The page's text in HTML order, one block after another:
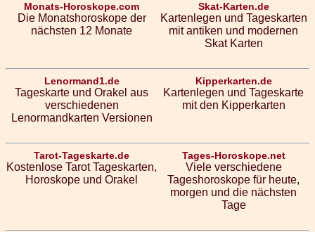
Monats-Horoskope.com
Die Monatshoroskope der
nächsten 12 Monate
Skat-Karten.de
Kartenlegen und Tageskarten
mit antiken und modernen
Skat Karten
Lenormand1.de
Tageskarte und Orakel aus
verschiedenen
Lenormandkarten Versionen
Kipperkarten.de
Kartenlegen und Tageskarte
mit den Kipperkarten
Tarot-Tageskarte.de
Kostenlose Tarot Tageskarten,
Horoskope und Orakel
Tages-Horoskope.net
Viele verschiedene
Tageshoroskope für heute,
morgen und die nächsten
Tage